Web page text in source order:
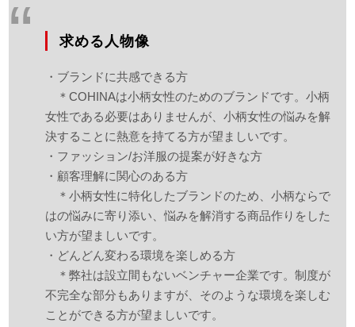
求める人物像
・ブランドに共感できる方
＊COHINAは小柄女性のためのブランドです。小柄
女性である必要はありませんが、小柄女性の悩みを解
決することに熱意を持てる方が望ましいです。
・ファッション/お洋服の提案が好きな方
・顧客理解に関心のある方
＊小柄女性に特化したブランドのため、小柄ならで
はの悩みに寄り添い、悩みを解消する商品作りをした
い方が望ましいです。
・どんどん変わる環境を楽しめる方
＊弊社は設立間もないベンチャー企業です。制度が
不完全な部分もありますが、そのような環境を楽しむ
ことができる方が望ましいです。